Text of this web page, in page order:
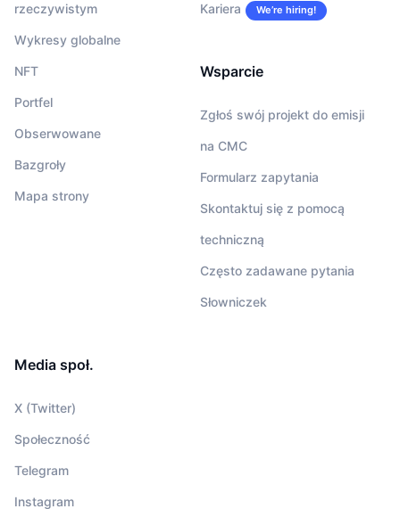
rzeczywistym
Wykresy globalne
NFT
Portfel
Obserwowane
Bazgroły
Mapa strony
Kariera We’re hiring!
Wsparcie
Zgłoś swój projekt do emisji
na CMC
Formularz zapytania
Skontaktuj się z pomocą
techniczną
Często zadawane pytania
Słowniczek
Media społ.
X (Twitter)
Społeczność
Telegram
Instagram